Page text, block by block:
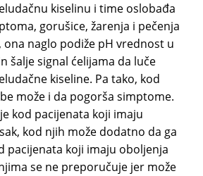
kiselinu i time oslobađa
gorušice, žarenja i pečenja
ona naglo podiže pH vrednost u
šalje signal ćelijama da luče
kiseline. Pa tako, kod
može i da pogorša simptome.
kod pacijenata koji imaju
kod njih može dodatno da ga
pacijenata koji imaju oboljenja
se ne preporučuje jer može